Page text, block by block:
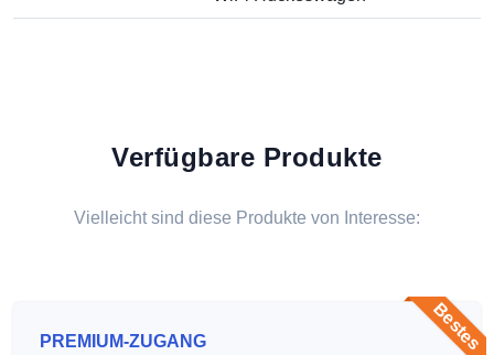
Verfügbare Produkte
Vielleicht sind diese Produkte von Interesse:
Bestes
PREMIUM-ZUGANG